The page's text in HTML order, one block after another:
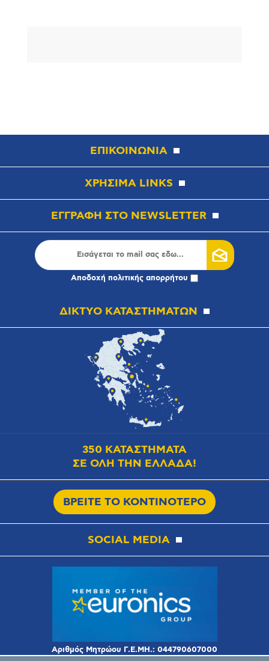
ΕΠΙΚΟΙΝΩΝΙΑ
ΧΡΗΣΙΜΑ LINKS
ΕΓΓΡΑΦΗ ΣΤΟ NEWSLETTER
Αποδοχή πολιτικής απορρήτου
ΔΙΚΤΥΟ ΚΑΤΑΣΤΗΜΑΤΩΝ
350 ΚΑΤΑΣΤΗΜΑΤΑ
ΣΕ ΟΛΗ ΤΗΝ ΕΛΛΑΔΑ!
ΒΡΕΙΤΕ ΤΟ ΚΟΝΤΙΝΟΤΕΡΟ
SOCIAL MEDIA